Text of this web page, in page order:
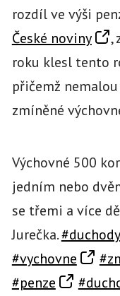
rozdíl ve výši
České noviny
,
roku klesl tento
přičemž
zmíněné
Výchovné 500
jedním nebo
se třemi a více
Jurečka.#duchody
#vychovne
#penze